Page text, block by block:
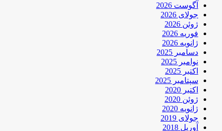
آگوست 2026
جولای 2026
ژوئن 2026
فوریه 2026
ژانویه 2026
دسامبر 2025
نوامبر 2025
اکتبر 2025
سپتامبر 2025
اکتبر 2020
ژوئن 2020
ژانویه 2020
جولای 2019
آوریل 2018